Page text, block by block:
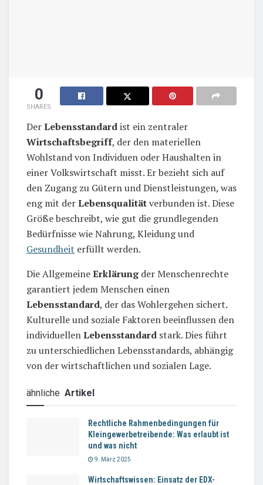
0
SHARES
DerLebensstandardist ein zentraler
Wirtschaftsbegriff, der den materiellen
Wohlstand von Individuen oder Haushalten in
einer Volkswirtschaft misst. Er bezieht sich auf
den Zugang zu Gütern und Dienstleistungen, was
eng mit derLebensqualitätverbunden ist. Diese
Größe beschreibt, wie gut die grundlegenden
Bedürfnisse wie Nahrung, Kleidung und
Gesundheit erfüllt werden.
Die AllgemeineErklärungder Menschenrechte
garantiert jedem Menschen einen
Lebensstandard, der das Wohlergehen sichert.
Kulturelle und soziale Faktoren beeinflussen den
individuellenLebensstandard stark. Dies führt
zu unterschiedlichen Lebensstandards, abhängig
von der wirtschaftlichen und sozialen Lage.
ähnliche Artikel
Rechtliche Rahmenbedingungen für
Kleingewerbetreibende: Was erlaubt ist
und was nicht
9. März 2025
Wirtschaftswissen: Einsatz der EDX-